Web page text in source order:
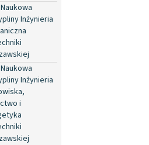
Inżynieria
Inżynieria
i